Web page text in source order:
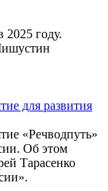
году.
для развития
«Речводпуть»
Об этом
Тарасенко